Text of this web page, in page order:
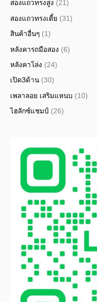
สองแถวทรงสูง (21)
สองแถวทรงเตี้ย (31)
สินค้าอื่นๆ (1)
หลังคารถมือสอง (6)
หลังคาโล่ง (24)
เปิด3ด้าน (30)
เพลาลอย เสริมแหนบ (10)
ไฮลักซ์แชมป์ (26)